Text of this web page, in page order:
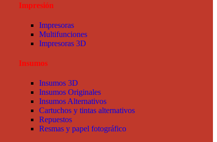
Impresión
Impresoras
Multifunciones
Impresoras 3D
Insumos
Insumos 3D
Insumos Originales
Insumos Alternativos
Cartuchos y tintas alternativos
Repuestos
Resmas y papel fotográfico